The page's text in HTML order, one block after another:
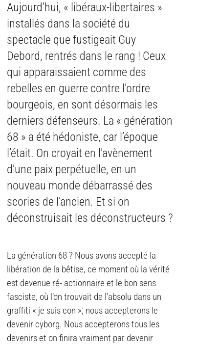
Aujourd’hui, « libéraux-libertaires »
installés dans la société du
spectacle que fustigeait Guy
Debord, rentrés dans le rang ! Ceux
qui apparaissaient comme des
rebelles en guerre contre l’ordre
bourgeois, en sont désormais les
derniers défenseurs. La « génération
68 » a été hédoniste, car l’époque
l’était. On croyait en l’avènement
d’une paix perpétuelle, en un
nouveau monde débarrassé des
scories de l’ancien. Et si on
déconstruisait les déconstructeurs ?
La génération 68 ? Nous avons accepté la
libération de la bêtise, ce moment où la vérité
est devenue ré- actionnaire et le bon sens
fasciste, où l’on trouvait de l’absolu dans un
graffiti « je suis con »; nous accepterons le
devenir cyborg. Nous accepterons tous les
devenirs et on finira vraiment par devenir